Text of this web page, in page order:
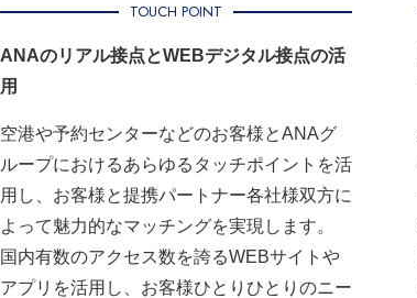
TOUCH POINT
ANAのリアル接点とWEBデジタル接点の活
用
空港や予約センターなどのお客様とANAグ
ループにおけるあらゆるタッチポイントを活
用し、お客様と提携パートナー各社様双方に
よって魅力的なマッチングを実現します。
国内有数のアクセス数を誇るWEBサイトや
アプリを活用し、お客様ひとりひとりのニー